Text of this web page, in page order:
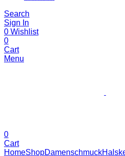
Search
Sign In
0 Wishlist
0
Cart
Menu
0
Cart
HomeShopDamenschmuck